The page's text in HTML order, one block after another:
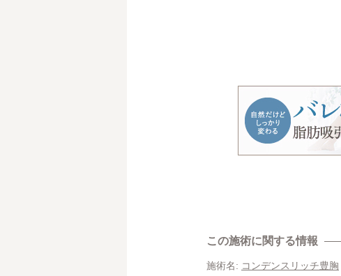
この施術に関する情報
施術名: コンデンスリッチ豊胸